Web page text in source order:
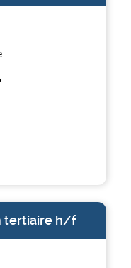
tertiaire h/f